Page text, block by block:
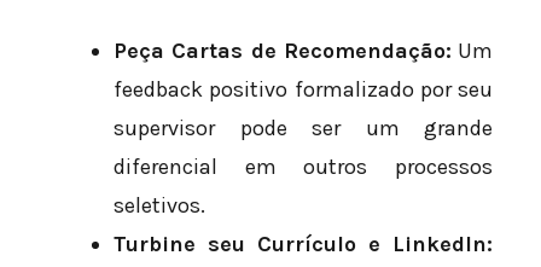
Peça Cartas de Recomendação: Um
feedback positivo formalizado por seu
supervisor pode ser um grande
diferencial em outros processos
seletivos.
Turbine seu Currículo e LinkedIn: